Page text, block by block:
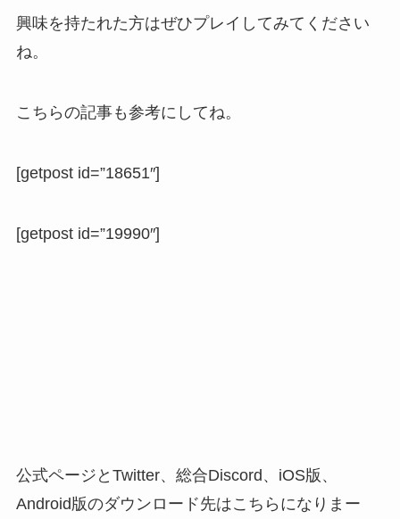
興味を持たれた方はぜひプレイしてみてください
ね。
こちらの記事も参考にしてね。
[getpost id=”18651″]
[getpost id=”19990″]
公式ページとTwitter、総合Discord、iOS版、
Android版のダウンロード先はこちらになりまー